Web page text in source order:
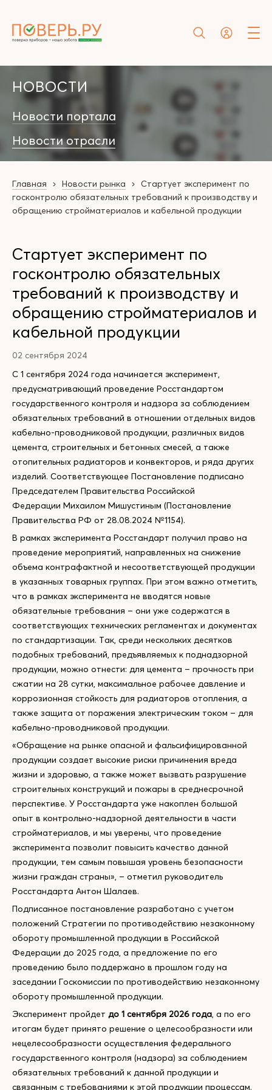
НОВОСТИ
Новости портала
Новости отрасли
Главная Новости рынка
Стартует эксперимент по
госконтролю обязательных требований к производству и
обращению стройматериалов и кабельной продукции
Стартует эксперимент по
госконтролю обязательных
требований к производству и
обращению стройматериалов и
кабельной продукции
02 сентября 2024
С 1 сентября 2024 года начинается эксперимент,
предусматривающий проведение Росстандартом
государственного контроля и надзора за соблюдением
обязательных требований в отношении отдельных видов
кабельно-проводниковой продукции, различных видов
цемента, строительных и бетонных смесей, а также
отопительных радиаторов и конвекторов, и ряда других
изделий. Соответствующее Постановление подписано
Председателем Правительства Российской
Федерации Михаилом Мишустиным (Постановление
Правительства РФ от 28.08.2024 №1154).
В рамках эксперимента Росстандарт получил право на
проведение мероприятий, направленных на снижение
объема контрафактной и несоответствующей продукции
в указанных товарных группах. При этом важно отметить,
что в рамках эксперимента не вводятся новые
обязательные требования – они уже содержатся в
соответствующих технических регламентах и документах
по стандартизации. Так, среди нескольких десятков
подобных требований, предъявляемых к поднадзорной
продукции, можно отнести: для цемента – прочность при
сжатии на 28 сутки, максимальное рабочее давление и
коррозионная стойкость для радиаторов отопления, а
также защита от поражения электрическим током – для
кабельно-проводниковой продукции.
«Обращение на рынке опасной и фальсифицированной
продукции создает высокие риски причинения вреда
жизни и здоровью, а также может вызвать разрушение
строительных конструкций и пожары в среднесрочной
перспективе. У Росстандарта уже накоплен большой
опыт в контрольно-надзорной деятельности в части
стройматериалов, и мы уверены, что проведение
эксперимента позволит повысить качество данной
продукции, тем самым повышая уровень безопасности
жизни граждан страны», – отметил руководитель
Росстандарта Антон Шалаев.
Подписанное постановление разработано с учетом
положений Стратегии по противодействию незаконному
обороту промышленной продукции в Российской
Федерации до 2025 года, а предложение по его
проведению было поддержано в прошлом году на
заседании Госкомиссии по противодействию незаконному
обороту промышленной продукции.
Эксперимент пройдет до 1 сентября 2026 года, а по его
итогам будет принято решение о целесообразности или
нецелесообразности осуществления федерального
государственного контроля (надзора) за соблюдением
обязательных требований к данной продукции и
связанным с требованиями к этой продукции процессам.